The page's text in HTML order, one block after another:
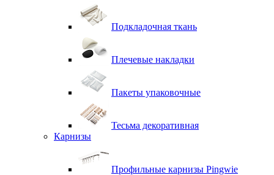
Подкладочная ткань
Плечевые накладки
Пакеты упаковочные
Тесьма декоративная
Карнизы
Профильные карнизы Pingwie